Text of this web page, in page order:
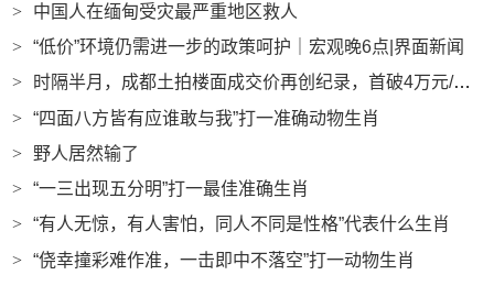
>
中国人在缅甸受灾最严重地区救人
>
“低价”环境仍需进一步的政策呵护｜宏观晚6点|界面新闻
>
时隔半月，成都土拍楼面成交价再创纪录，首破4万元/平方米|界面新闻 · 地产
>
“四面八方皆有应谁敢与我”打一准确动物生肖
>
野人居然输了
>
“一三出现五分明”打一最佳准确生肖
>
“有人无惊，有人害怕，同人不同是性格”代表什么生肖
>
“侥幸撞彩难作准，一击即中不落空”打一动物生肖